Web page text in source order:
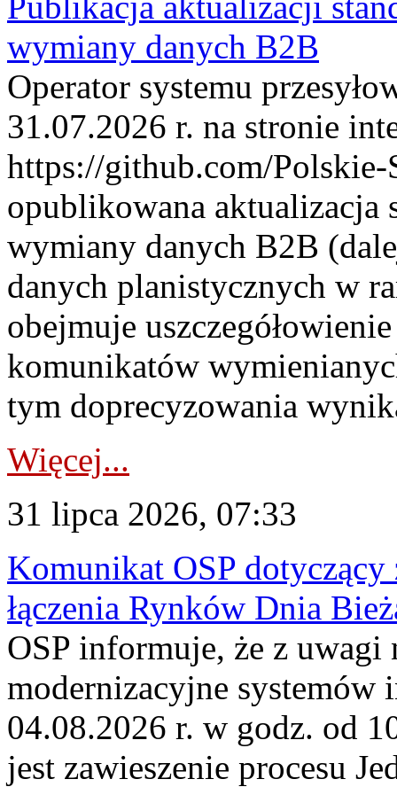
wymiany danych B2B
Operator systemu
31.07.2026 r. na stronie
https://github.com/Polskie-
opublikowana aktualizacja
wymiany danych B2B
danych planistycznych w
obejmuje
komunikatów
tym doprecyzowania
Więcej...
31 lipca 2026, 07:33
Komunikat OSP dotyczący
łączenia Rynków Dnia
OSP informuje, że z uwagi
modernizacyjne
04.08.2026 r. w godz. od
jest zawieszenie procesu